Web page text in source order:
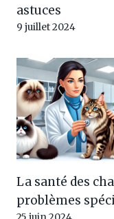
astuces
9 juillet 2024
La santé des
problèmes